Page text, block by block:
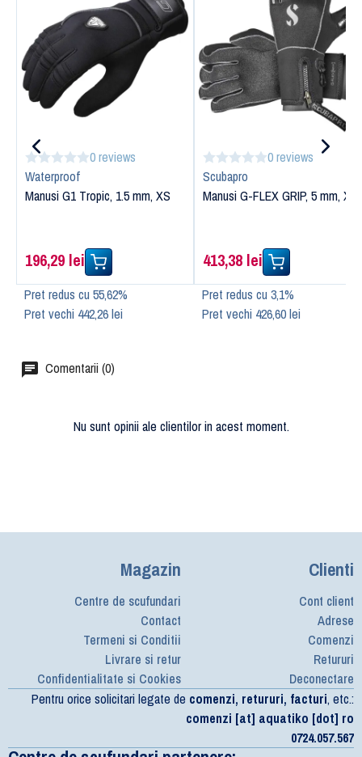
0 reviews
Waterproof
Manusi G1 Tropic, 1.5 mm, XS
196,29 lei
Pret redus cu 55,62%
Pret vechi 442,26 lei
0 reviews
Scubapro
Manusi G-FLEX GRIP, 5 mm, XL
413,38 lei
Pret redus cu 3,1%
Pret vechi 426,60 lei
Comentarii (0)
Nu sunt opinii ale clientilor in acest moment.
Magazin
Centre de scufundari
Contact
Termeni si Conditii
Livrare si retur
Confidentialitate si Cookies
Clienti
Cont client
Adrese
Comenzi
Retururi
Deconectare
Pentru orice solicitari legate de comenzi, retururi, facturi, etc.:
comenzi [at] aquatiko [dot] ro
0724.057.567